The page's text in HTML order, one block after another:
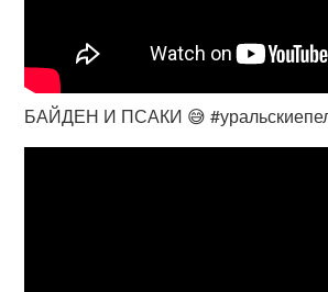
БАЙДЕН И ПСАКИ 😅